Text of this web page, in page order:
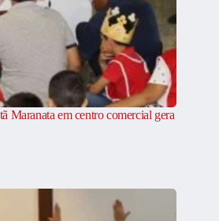
Maranata em centro comercial gera